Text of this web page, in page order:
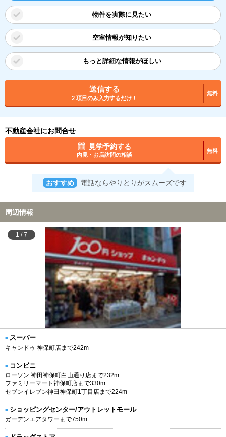
物件を実際に見たい
空室情報が知りたい
もっと詳細な情報がほしい
送信する
2 項目のみ入力するだけ！
無料
不動産会社にお問合せ
見学予約する
内見・お店訪問の相談
無料
おすすめ 電話ならやりとりがスムーズです
周辺情報
1 /7
スーパー
キャンドゥ 神保町店まで242m
コンビニ
ローソン 神田神保町白山通り店まで232m
ファミリーマート神保町店まで330m
セブンイレブン神田神保町1丁目店まで224m
ショッピングセンター/アウトレットモール
ガーデンエアタワーまで750m